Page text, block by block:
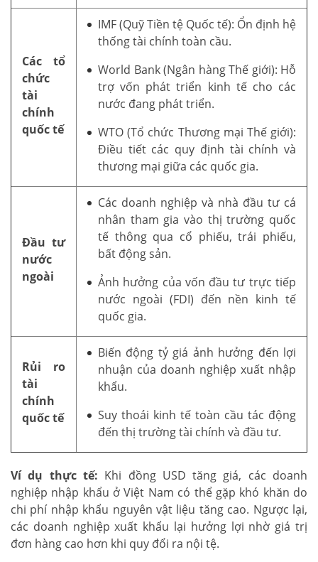
Các tổ
chức
tài
chính
quốc tế
IMF (Quỹ Tiền tệ Quốc tế): Ổn định hệ
thống tài chính toàn cầu.
World Bank (Ngân hàng Thế giới): Hỗ
trợ vốn phát triển kinh tế cho các
nước đang phát triển.
WTO (Tổ chức Thương mại Thế giới):
Điều tiết các quy định tài chính và
thương mại giữa các quốc gia.
Đầu tư
nước
ngoài
Các doanh nghiệp và nhà đầu tư cá
nhân tham gia vào thị trường quốc
tế thông qua cổ phiếu, trái phiếu,
bất động sản.
Ảnh hưởng của vốn đầu tư trực tiếp
nước ngoài (FDI) đến nền kinh tế
quốc gia.
Rủi ro
tài
chính
quốc tế
Biến động tỷ giá ảnh hưởng đến lợi
nhuận của doanh nghiệp xuất nhập
khẩu.
Suy thoái kinh tế toàn cầu tác động
đến thị trường tài chính và đầu tư.
Ví dụ thực tế: Khi đồng USD tăng giá, các doanh
nghiệp nhập khẩu ở Việt Nam có thể gặp khó khăn do
chi phí nhập khẩu nguyên vật liệu tăng cao. Ngược lại,
các doanh nghiệp xuất khẩu lại hưởng lợi nhờ giá trị
đơn hàng cao hơn khi quy đổi ra nội tệ.